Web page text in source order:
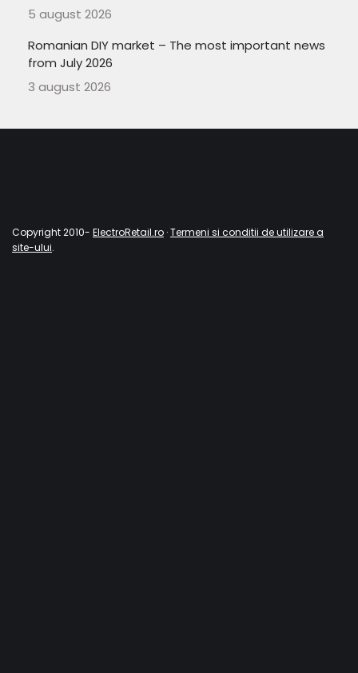
5 august 2026
Romanian DIY market – The most important news
from July 2026
3 august 2026
Copyright 2010- ElectroRetail.ro ·Termeni si conditii de utilizare a
site-ului.